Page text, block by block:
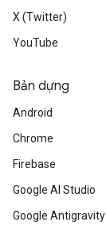
X (Twitter)
YouTube
Bản dựng
Android
Chrome
Firebase
Google AI Studio
Google Antigravity